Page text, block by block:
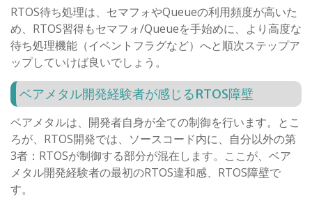
RTOS待ち処理は、セマフォやQueueの利用頻度が高いた
め、RTOS習得もセマフォ/Queueを手始めに、より高度な
待ち処理機能（イベントフラグなど）へと順次ステップア
ップしていけば良いでしょう。
ベアメタル開発経験者が感じるRTOS障壁
ベアメタルは、開発者自身が全ての制御を行います。とこ
ろが、RTOS開発では、ソースコード内に、自分以外の第
3者：RTOSが制御する部分が混在します。ここが、ベア
メタル開発経験者の最初のRTOS違和感、RTOS障壁で
す。